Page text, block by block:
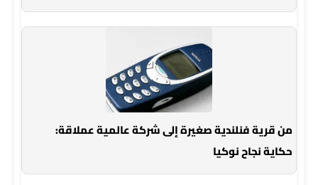
من قرية فنلندية صغيرة إلى شركة عالمية عملاقة:
حكاية نجاح نوكيا